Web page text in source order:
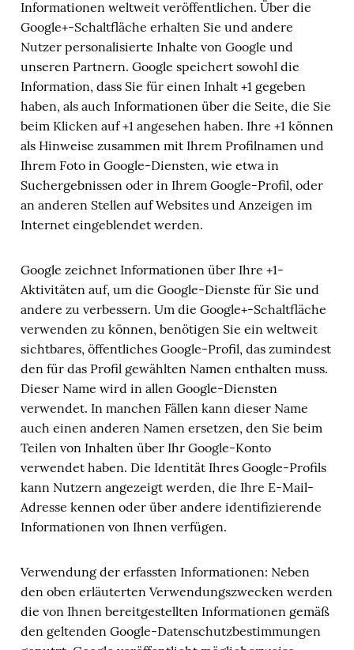
Informationen weltweit veröffentlichen. Über die
Google+-Schaltfläche erhalten Sie und andere
Nutzer personalisierte Inhalte von Google und
unseren Partnern. Google speichert sowohl die
Information, dass Sie für einen Inhalt +1 gegeben
haben, als auch Informationen über die Seite, die Sie
beim Klicken auf +1 angesehen haben. Ihre +1 können
als Hinweise zusammen mit Ihrem Profilnamen und
Ihrem Foto in Google-Diensten, wie etwa in
Suchergebnissen oder in Ihrem Google-Profil, oder
an anderen Stellen auf Websites und Anzeigen im
Internet eingeblendet werden.
Google zeichnet Informationen über Ihre +1-
Aktivitäten auf, um die Google-Dienste für Sie und
andere zu verbessern. Um die Google+-Schaltfläche
verwenden zu können, benötigen Sie ein weltweit
sichtbares, öffentliches Google-Profil, das zumindest
den für das Profil gewählten Namen enthalten muss.
Dieser Name wird in allen Google-Diensten
verwendet. In manchen Fällen kann dieser Name
auch einen anderen Namen ersetzen, den Sie beim
Teilen von Inhalten über Ihr Google-Konto
verwendet haben. Die Identität Ihres Google-Profils
kann Nutzern angezeigt werden, die Ihre E-Mail-
Adresse kennen oder über andere identifizierende
Informationen von Ihnen verfügen.
Verwendung der erfassten Informationen: Neben
den oben erläuterten Verwendungszwecken werden
die von Ihnen bereitgestellten Informationen gemäß
den geltenden Google-Datenschutzbestimmungen